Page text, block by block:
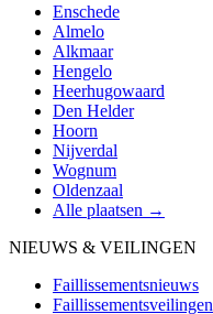
Enschede
Almelo
Alkmaar
Hengelo
Heerhugowaard
Den Helder
Hoorn
Nijverdal
Wognum
Oldenzaal
Alle plaatsen →
NIEUWS & VEILINGEN
Faillissementsnieuws
Faillissementsveilingen